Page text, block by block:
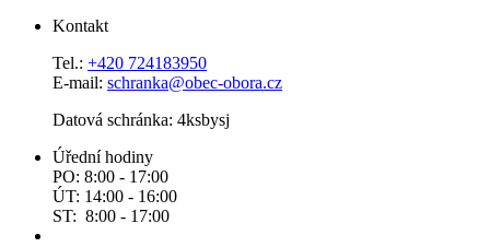
Kontakt
Tel.: +420 724183950
E-mail: schranka@obec-obora.cz
Datová schránka: 4ksbysj
Úřední hodiny
PO: 8:00 - 17:00
ÚT: 14:00 - 16:00
ST: 8:00 - 17:00